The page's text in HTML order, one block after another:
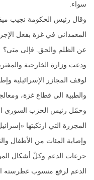
سواء.
وقال رئيس الحكومة نجيب
المعمداني في غزة بفعل
عن الظلم والحق. فإلى متى؟
ودعت وزارة الخارجية
لوقف المجازر الإسرائيلية
والطبية الى قطاع غزة،
وحمّل رئيس الحزب السوري
المجزرة التي ارتكبتها
وإصابة المئات من الأطفال
جرعات الدعم وكلّ أشكال
الدعم لرفع منسوب غطرسته